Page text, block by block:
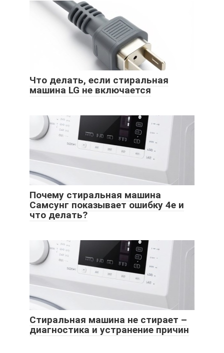
Что делать, если стиральная
машина LG не включается
Почему стиральная машина
Самсунг показывает ошибку 4е и
что делать?
Стиральная машина не стирает –
диагностика и устранение причин